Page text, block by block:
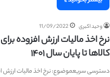
وحید اکبری 11/09/2022
نرخ اخذ مالیات ارزش افزوده
کالاها تا پایان سال ۱۴۰۱
دسترسی سریعموضوع: نرخ اخذ مالیات ارزش